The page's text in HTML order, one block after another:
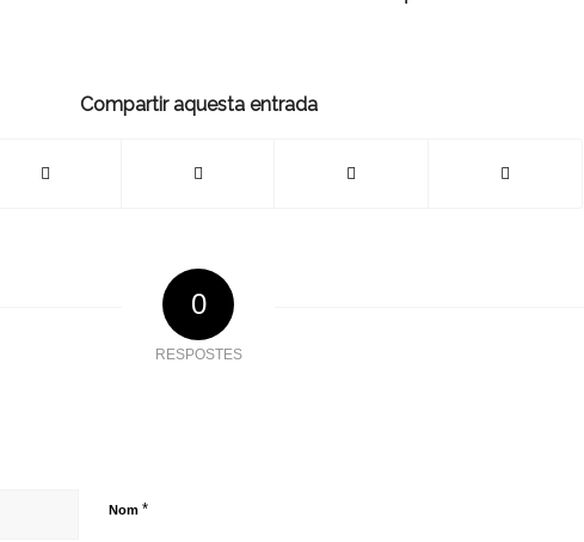
Compartir aquesta entrada
0
RESPOSTES
Nom *